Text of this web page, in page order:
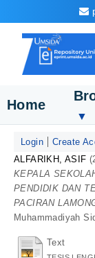
Home
▼
Login
Create
ALFARIKH, ASIF
KEPALA
PENDIDIK DAN
PACIRAN
Muhammadiyah
Text